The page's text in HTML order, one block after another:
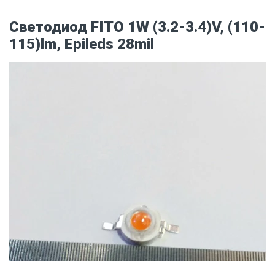
Светодиод FITO 1W (3.2-3.4)V, (110-
115)lm, Epileds 28mil